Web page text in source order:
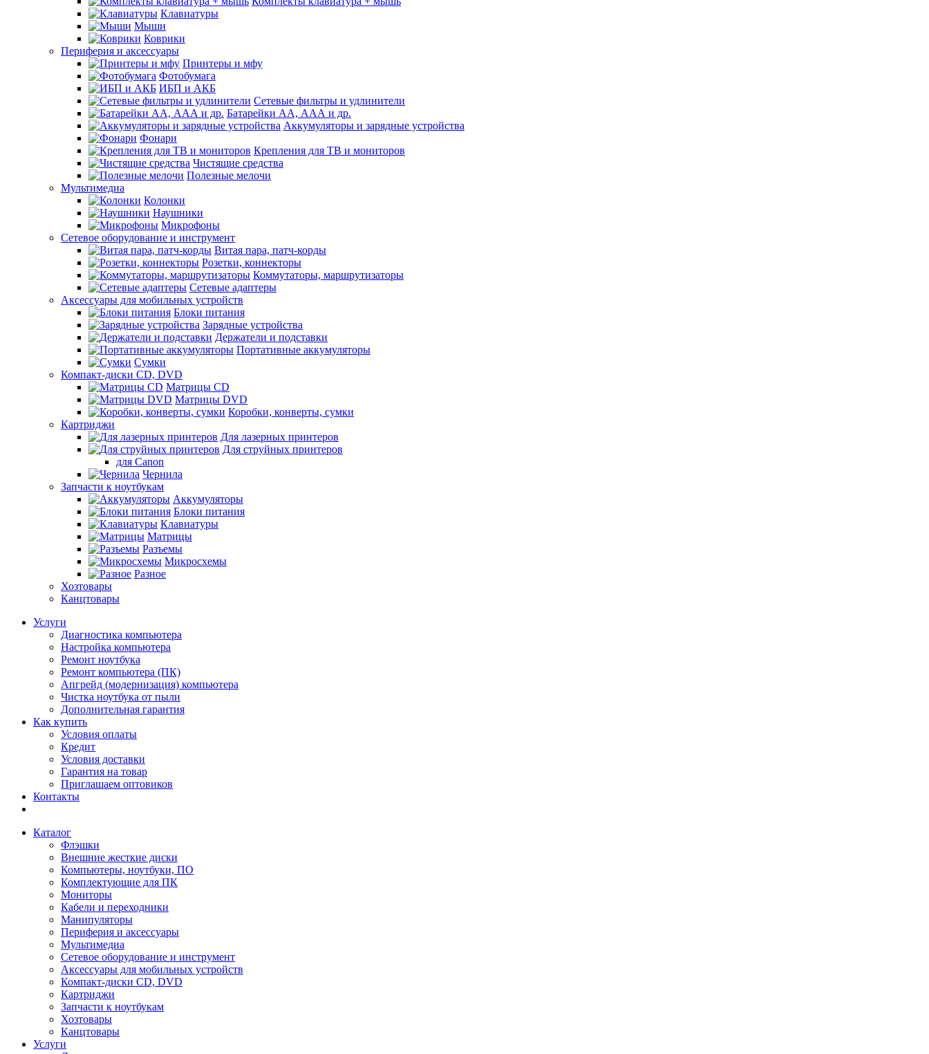
Клавиатуры
Мыши
Коврики
Периферия и аксессуары
Принтеры и мфу
Фотобумага
ИБП и АКБ
Сетевые фильтры и удлинители
Батарейки АА, ААА и др.
Аккумуляторы и зарядные устройства
Фонари
Крепления для ТВ и мониторов
Чистящие средства
Полезные мелочи
Мультимедиа
Колонки
Наушники
Микрофоны
Сетевое оборудование и инструмент
Витая пара, патч-корды
Розетки, коннекторы
Коммутаторы, маршрутизаторы
Сетевые адаптеры
Аксессуары для мобильных устройств
Блоки питания
Зарядные устройства
Держатели и подставки
Портативные аккумуляторы
Сумки
Компакт-диски CD, DVD
Матрицы CD
Матрицы DVD
Коробки, конверты, сумки
Картриджи
Для лазерных принтеров
Для струйных принтеров
для Canon
Чернила
Запчасти к ноутбукам
Аккумуляторы
Блоки питания
Клавиатуры
Матрицы
Разъемы
Микросхемы
Разное
Хозтовары
Канцтовары
Услуги
Диагностика компьютера
Настройка компьютера
Ремонт ноутбука
Ремонт компьютера (ПК)
Апгрейд (модернизация) компьютера
Чистка ноутбука от пыли
Дополнительная гарантия
Как купить
Условия оплаты
Кредит
Условия доставки
Гарантия на товар
Приглашаем оптовиков
Контакты
Каталог
Флэшки
Внешние жесткие диски
Компьютеры, ноутбуки, ПО
Комплектующие для ПК
Мониторы
Кабели и переходники
Манипуляторы
Периферия и аксессуары
Мультимедиа
Сетевое оборудование и инструмент
Аксессуары для мобильных устройств
Компакт-диски CD, DVD
Картриджи
Запчасти к ноутбукам
Хозтовары
Канцтовары
Услуги